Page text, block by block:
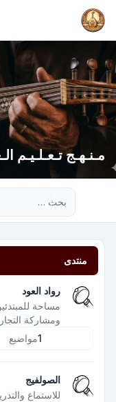
مـنـهـج تـعـلـيـم
منتدى
رواد العود
مساحة
ومشاركة
1مواضيع
الصولفيج
للاستماع